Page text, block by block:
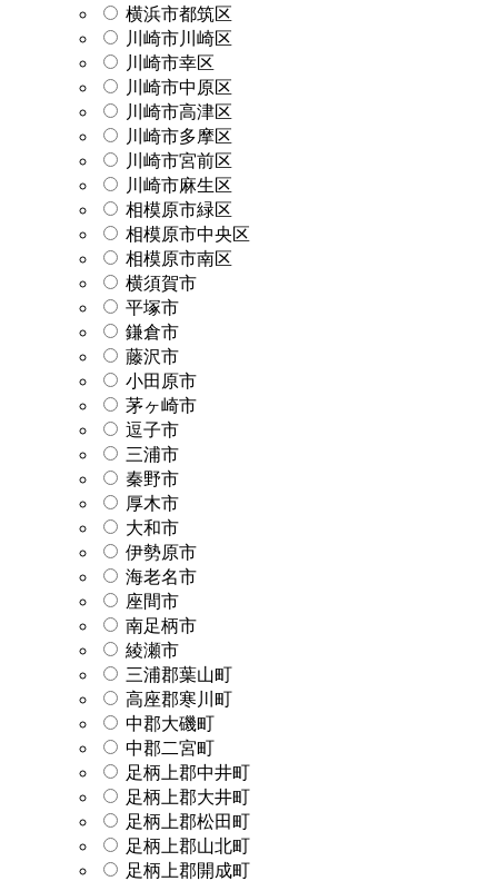
横浜市都筑区
川崎市川崎区
川崎市幸区
川崎市中原区
川崎市高津区
川崎市多摩区
川崎市宮前区
川崎市麻生区
相模原市緑区
相模原市中央区
相模原市南区
横須賀市
平塚市
鎌倉市
藤沢市
小田原市
茅ヶ崎市
逗子市
三浦市
秦野市
厚木市
大和市
伊勢原市
海老名市
座間市
南足柄市
綾瀬市
三浦郡葉山町
高座郡寒川町
中郡大磯町
中郡二宮町
足柄上郡中井町
足柄上郡大井町
足柄上郡松田町
足柄上郡山北町
足柄上郡開成町